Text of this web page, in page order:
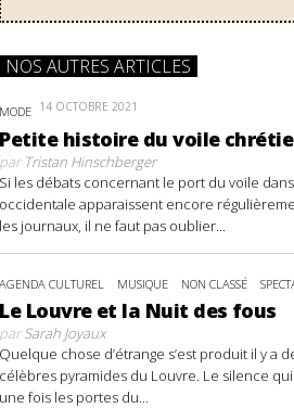
NOS AUTRES ARTICLES
MODE 14 OCTOBRE 2021
Petite histoire du voile
parTristan Hinschberger
Si les débats concernant le port du voile
occidentale apparaissent encore
les journaux, il ne faut pas oublier...
AGENDA CULTUREL MUSIQUE NON CLASSÉ
Le Louvre et la Nuit des fous
parSarah Joyaux
Quelque chose d’étrange s’est produit il y a
célèbres pyramides du Louvre. Le silence
une fois les portes du...